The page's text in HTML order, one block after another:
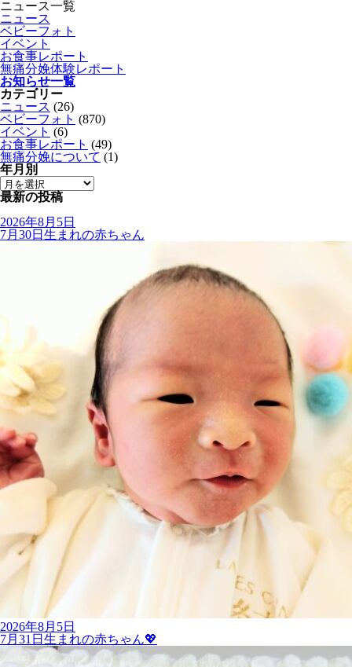
ニュース一覧
ニュース
ベビーフォト
イベント
お食事レポート
無痛分娩体験レポート
お知らせ一覧
カテゴリー
ニュース (26)
ベビーフォト (870)
イベント (6)
お食事レポート (49)
無痛分娩について (1)
年月別
最新の投稿
2026年8月5日
7月30日生まれの赤ちゃん
2026年8月5日
7月31日生まれの赤ちゃん💖